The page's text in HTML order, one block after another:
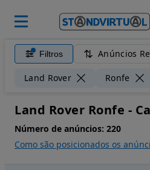
Filtros Anúncios
Land Rover Ronfe
Land Rover Ronfe -
Número de anúncios: 220
Como são posicionados os